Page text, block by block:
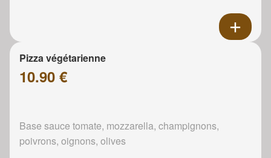
Pizza végétarienne
10.90 €
Base sauce tomate, mozzarella, champignons,
poivrons, oignons, olives